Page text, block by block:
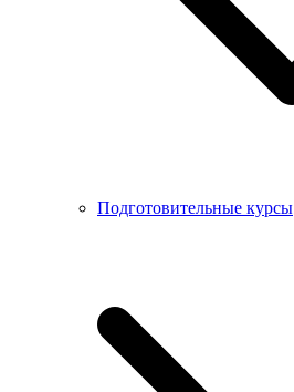
Подготовительные курсы